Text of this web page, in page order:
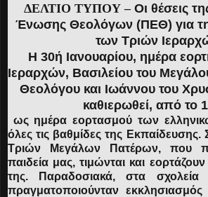
ΔΕΛΤΙΟ ΤΥΠΟΥ – Οι θέσεις
Ένωσης Θεολόγων (ΠΕΘ) για τη
των Τριών
Η 30ή Ιανουαρίου, ημέρα
Ιεραρχών, Βασιλείου του
Θεολόγου και Ιωάννου του
καθιερωθεί, από το
ως ημέρα εορτασμού των
όλες τις βαθμίδες της
Τριών Μεγάλων Πατέρων, που
παιδεία μας, τιμώνται και εορτάζουν
της. Παραδοσιακά, στα
πραγματοποιούνταν